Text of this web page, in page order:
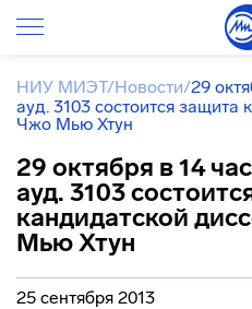
НИУ МИЭТ/Новости/29
ауд. 3103 состоится защита
Чжо Мью Хтун
29 октября в 14
ауд. 3103
кандидатской
Мью Хтун
25 сентября 2013